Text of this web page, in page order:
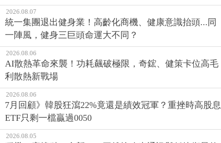
2026.08.07
統一集團退出健身業！高齡化商機、健康意識抬頭...同
一陣風，健身三巨頭命運大不同？
2026.08.06
AI散熱革命來襲！功耗飆破極限，奇鋐、健策卡位高毛
利散熱新戰場
2026.08.06
7月回顧》韓股狂瀉22%竟還是績效冠軍？重挫時高股息
ETF只剩一檔贏過0050
2026.08.05